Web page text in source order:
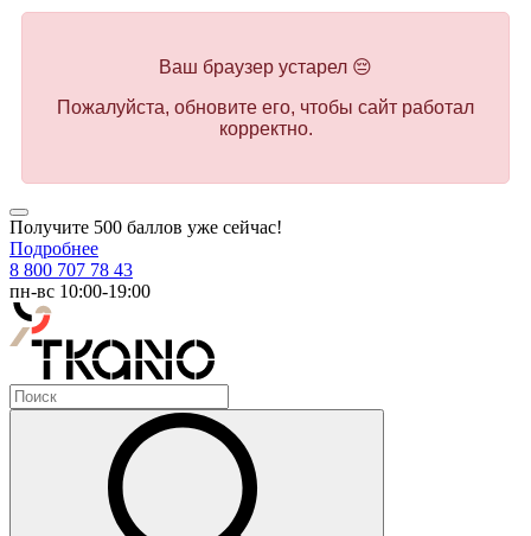
Ваш браузер устарел 😔
Пожалуйста, обновите его, чтобы сайт работал
корректно.
Получите 500 баллов уже сейчас!
Подробнее
8 800 707 78 43
пн-вс 10:00-19:00